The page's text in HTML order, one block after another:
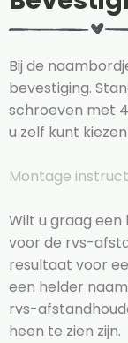
Bij de
bevestiging.
schroeven met
u zelf kunt
Montage
Wilt u graag een
voor de rvs-
resultaat voor
een helder
rvs-
heen te zien zijn.